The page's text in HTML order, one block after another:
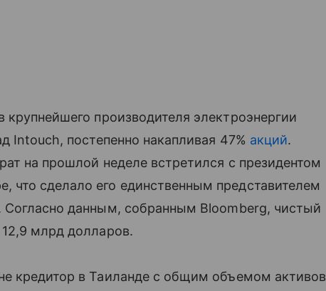
крупнейшего производителя электроэнергии
Intouch, постепенно накапливая 47% акций.
на прошлой неделе встретился с президентом
сделало его единственным представителем
Согласно данным, собранным Bloomberg, чистый
млрд долларов.
кредитор в Таиланде с общим объемом активов